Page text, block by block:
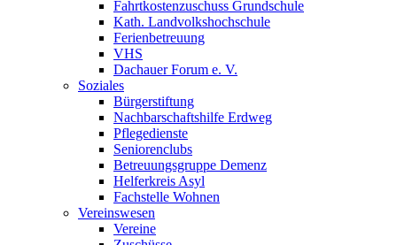
Fahrtkostenzuschuss Grundschule
Kath. Landvolkshochschule
Ferienbetreuung
VHS
Dachauer Forum e. V.
Soziales
Bürgerstiftung
Nachbarschaftshilfe Erdweg
Pflegedienste
Seniorenclubs
Betreuungsgruppe Demenz
Helferkreis Asyl
Fachstelle Wohnen
Vereinswesen
Vereine